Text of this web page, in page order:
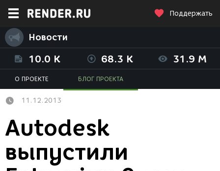
Поддержать
Новости
10.0 K 68.3 K 31.9 M
О ПРОЕКТЕ БЛОГ ПРОЕКТА
11.12.2013
Autodesk
выпустили